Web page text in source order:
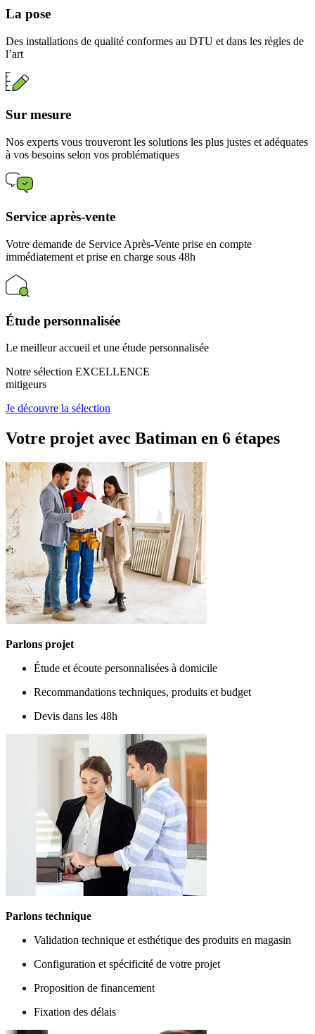
La pose
Des installations de qualité conformes au DTU et dans les règles de
l’art
Sur mesure
Nos experts vous trouveront les solutions les plus justes et adéquates
à vos besoins selon vos problématiques
Service après-vente
Votre demande de Service Après-Vente prise en compte
immédiatement et prise en charge sous 48h
Étude personnalisée
Le meilleur accueil et une étude personnalisée
Notre sélection EXCELLENCE
mitigeurs
Je découvre la sélection
Votre projet avec Batiman en 6 étapes
Parlons projet
Étude et écoute personnalisées à domicile
Recommandations techniques, produits et budget
Devis dans les 48h
Parlons technique
Validation technique et esthétique des produits en magasin
Configuration et spécificité de votre projet
Proposition de financement
Fixation des délais